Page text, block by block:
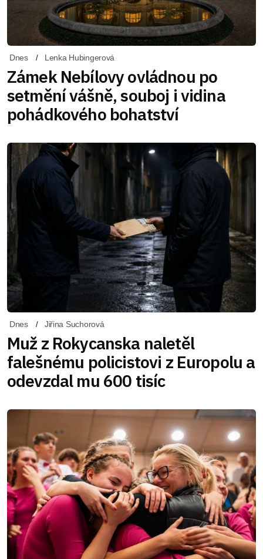
Dnes Lenka Hubingerová
Zámek Nebílovy ovládnou po
setmění vášně, souboj i vidina
pohádkového bohatství
Dnes Jiřina Suchorová
Muž z Rokycanska naletěl
falešnému policistovi z Europolu a
odevzdal mu 600 tisíc